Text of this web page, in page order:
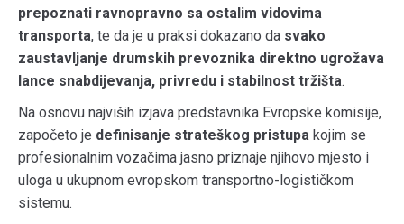
prepoznati ravnopravno sa ostalim vidovima
transporta, te da je u praksi dokazano da svako
zaustavljanje drumskih prevoznika direktno ugrožava
lance snabdijevanja, privredu i stabilnost tržišta.
Na osnovu najviših izjava predstavnika Evropske komisije,
započeto je definisanje strateškog pristupa kojim se
profesionalnim vozačima jasno priznaje njihovo mjesto i
uloga u ukupnom evropskom transportno-logističkom
sistemu.